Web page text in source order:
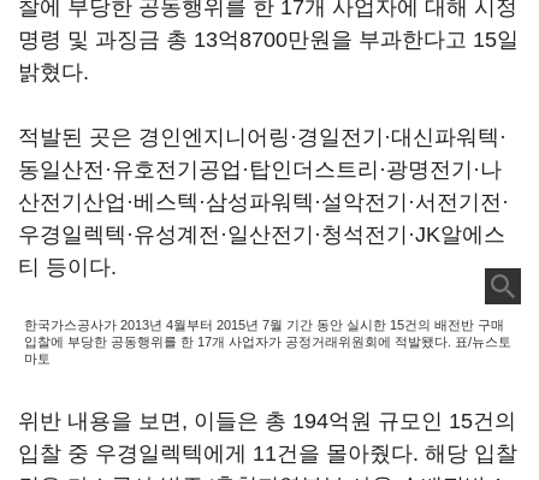
찰에 부당한 공동행위를 한 17개 사업자에 대해 시정
명령 및 과징금 총 13억8700만원을 부과한다고 15일
밝혔다.
적발된 곳은 경인엔지니어링·경일전기·대신파워텍·
동일산전·유호전기공업·탑인더스트리·광명전기·나
산전기산업·베스텍·삼성파워텍·설악전기·서전기전·
우경일렉텍·유성계전·일산전기·청석전기·JK알에스
티 등이다.
한국가스공사가 2013년 4월부터 2015년 7월 기간 동안 실시한 15건의 배전반 구매
입찰에 부당한 공동행위를 한 17개 사업자가 공정거래위원회에 적발됐다. 표/뉴스토
마토
위반 내용을 보면, 이들은 총 194억원 규모인 15건의
입찰 중 우경일렉텍에게 11건을 몰아줬다. 해당 입찰